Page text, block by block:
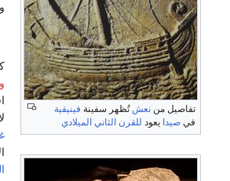
تفاصيل من نعشتُظهر سفينة فينيقية
في صيدا يعود للقرن الثاني الميلادي
و